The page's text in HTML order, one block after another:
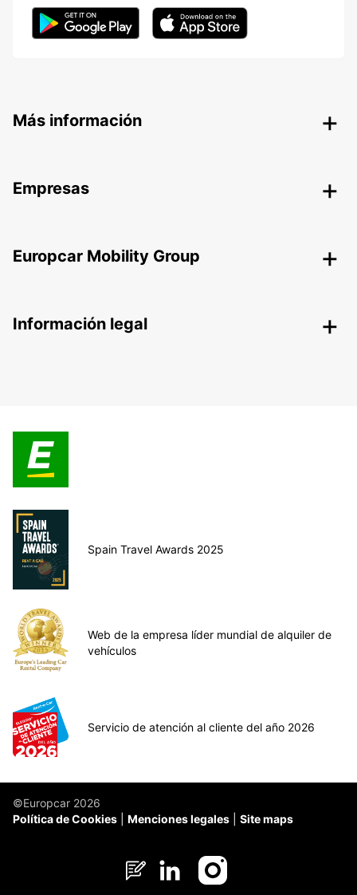
Más información
Empresas
Europcar Mobility Group
Información legal
Spain Travel Awards 2025
Web de la empresa líder mundial de alquiler de
vehículos
Servicio de atención al cliente del año 2026
©Europcar 2026
Política de Cookies
Menciones legales Site maps